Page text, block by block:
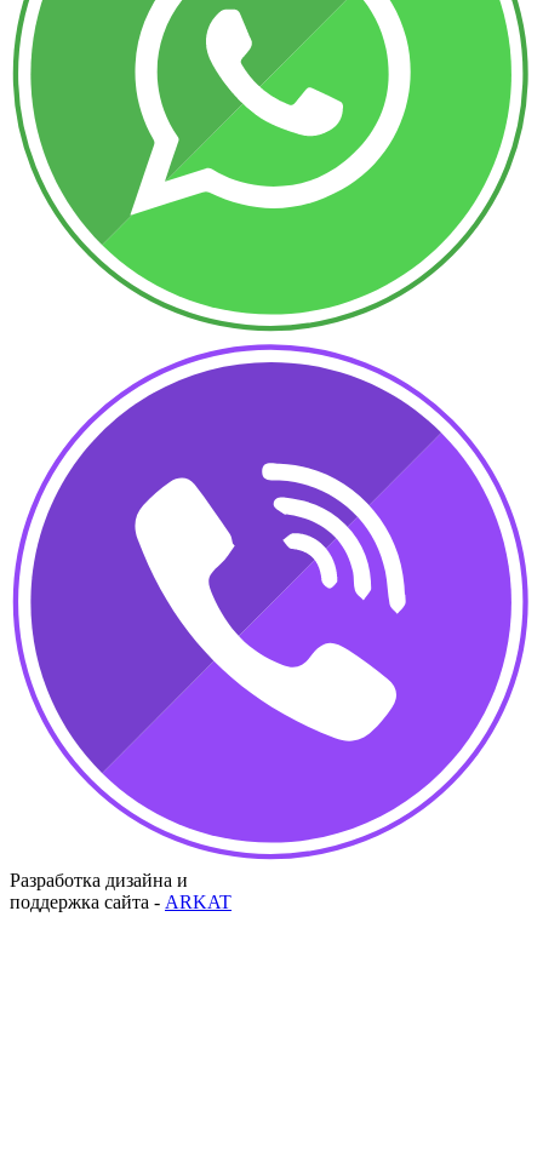
Разработка дизайна и
поддержка сайта - ARKAT